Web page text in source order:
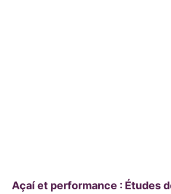
Açaí et performance : Études